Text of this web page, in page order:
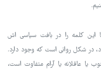
این کلمه را در بافت سیاسی اش
در شکل روانی است که وجود دارد.
یا عاقلانه یا آرام متفاوت است،